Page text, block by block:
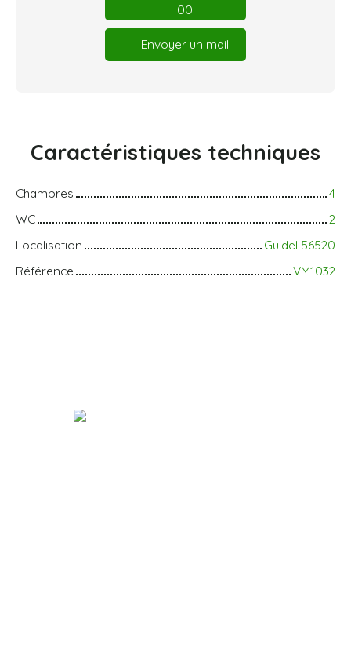
00
Envoyer un mail
Caractéristiques techniques
Chambres
4
WC
2
Localisation
Guidel 56520
Référence
VM1032